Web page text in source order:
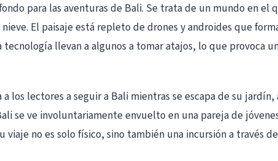
para las aventuras de Bali. Se trata de un mundo en
nieve. El paisaje está repleto de drones y androides que
tecnología llevan a algunos a tomar atajos, lo que
los lectores a seguir a Bali mientras se escapa de su
se ve involuntariamente envuelto en una pareja de
viaje no es solo físico, sino también una incursión a través